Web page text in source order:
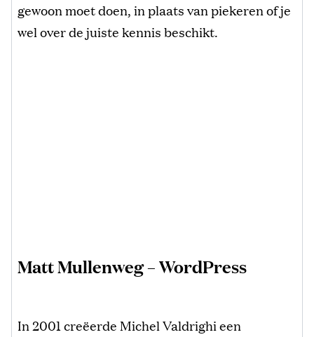
gewoon moet doen, in plaats van piekeren of je
wel over de juiste kennis beschikt.
Matt Mullenweg – WordPress
In 2001 creëerde Michel Valdrighi een